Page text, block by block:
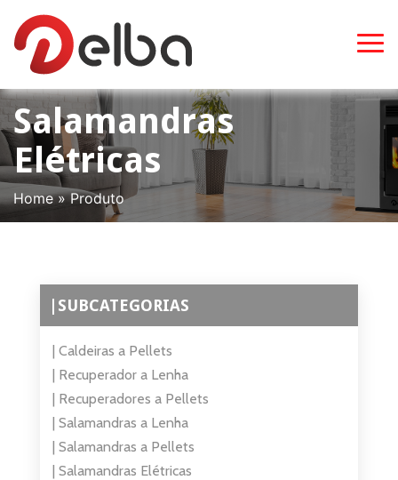
Salamandras
Elétricas
Home»Produto
|SUBCATEGORIAS
| Caldeiras a Pellets
| Recuperador a Lenha
| Recuperadores a Pellets
| Salamandras a Lenha
| Salamandras a Pellets
| Salamandras Elétricas